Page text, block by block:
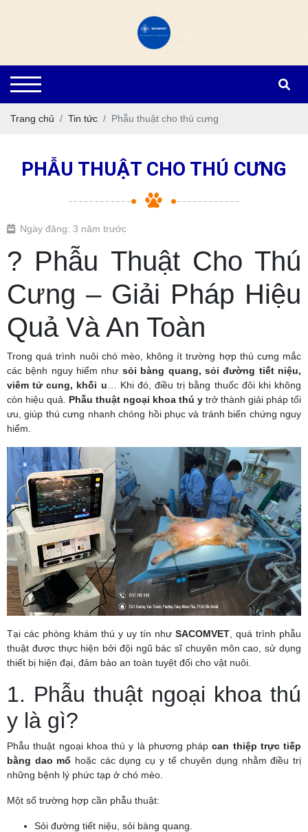
Trang chủ Tin tức Phẫu thuật cho thú cưng
PHẪU THUẬT CHO THÚ CƯNG
Ngày đăng: 3 năm trước
? Phẫu Thuật Cho Thú
Cưng – Giải Pháp Hiệu
Quả Và An Toàn
Trong quá trình nuôi chó mèo, không ít trường hợp thú cưng mắc
các bệnh nguy hiểm như sỏi bàng quang, sỏi đường tiết niệu,
viêm tử cung, khối u … Khi đó, điều trị bằng thuốc đôi khi không
còn hiệu quả. Phẫu thuật ngoại khoa thú y trở thành giải pháp tối
ưu, giúp thú cưng nhanh chóng hồi phục và tránh biến chứng nguy
hiểm.
Tại các phòng khám thú y uy tín như SACOMVET , quá trình phẫu
thuật được thực hiện bởi đội ngũ bác sĩ chuyên môn cao, sử dụng
thiết bị hiện đại, đảm bảo an toàn tuyệt đối cho vật nuôi.
1. Phẫu thuật ngoại khoa thú
y là gì?
Phẫu thuật ngoại khoa thú y là phương phápcan thiệp trực tiếp
bằng dao mổ hoặc các dụng cụ y tế chuyên dụng nhằm điều trị
những bệnh lý phức tạp ở chó mèo.
Một số trường hợp cần phẫu thuật:
Sỏi đường tiết niệu, sỏi bàng quang.